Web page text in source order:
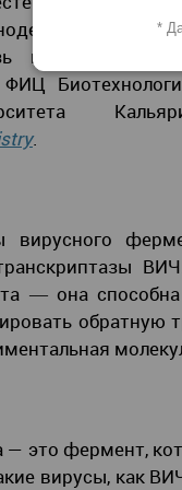
.
вирусного
― она
— это фермент,
вирусы, как
*